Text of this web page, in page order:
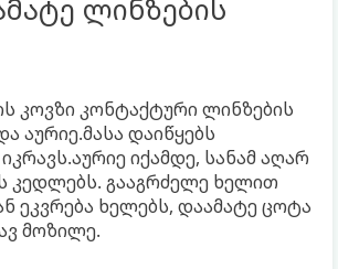
ლინზების
კოვზი კონტაქტური ლინზების
აურიე.მასა დაიწყებს
იქამდე, სანამ აღარ
კედლებს. გააგრძელე ხელით
ეკვრება ხელებს, დაამატე ცოტა
მოზილე.